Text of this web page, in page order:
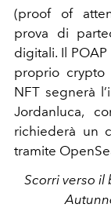
(proof of
prova di
digitali. Il
proprio crypto
NFT segnerà
Jordanluca,
richiederà un
tramite
Scorri verso il